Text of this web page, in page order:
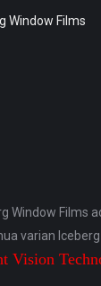
Window Films
Window Films
varian
Vision